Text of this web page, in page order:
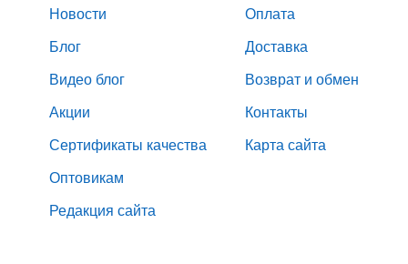
Новости
Блог
Видео блог
Акции
Сертификаты качества
Оптовикам
Редакция сайта
Оплата
Доставка
Возврат и обмен
Контакты
Карта сайта